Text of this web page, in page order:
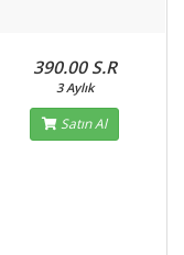
390.00 S.R
3 Aylık
Satın Al